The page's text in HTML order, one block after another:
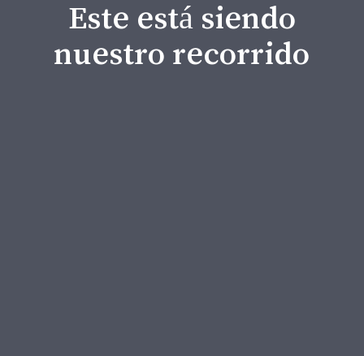
Este está siendo
nuestro recorrido